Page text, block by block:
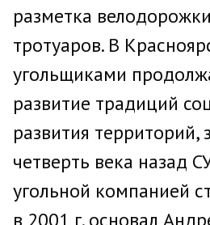
разметка
тротуаров. В
угольщиками
развитие традиций
развития
четверть века назад
угольной компанией
в 2001 г. основал